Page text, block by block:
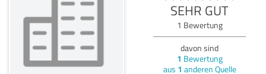
SEHR GUT
1 Bewertung
davon sind
1 Bewertung
aus 1 anderen Quelle